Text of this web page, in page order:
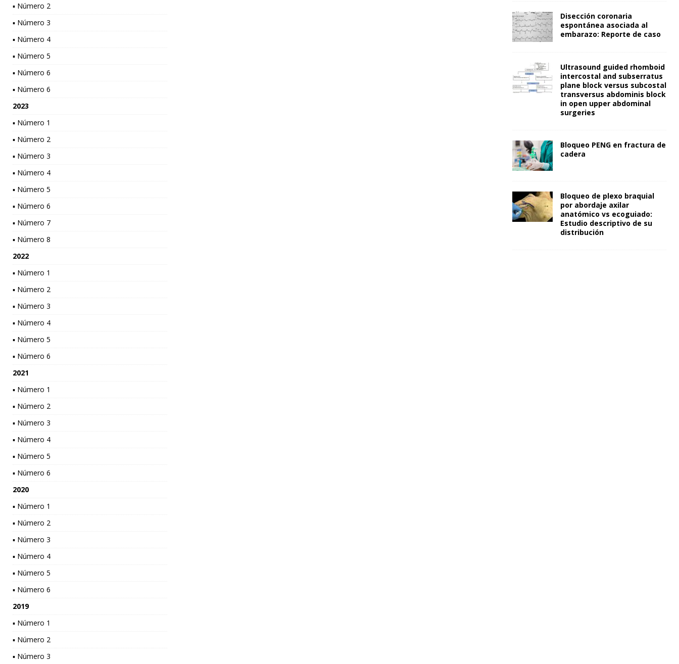
▪ Número 2
▪ Número 3
▪ Número 4
▪ Número 5
▪ Número 6
▪ Número 6
2023
▪ Número 1
▪ Número 2
▪ Número 3
▪ Número 4
▪ Número 5
▪ Número 6
▪ Número 7
▪ Número 8
2022
▪ Número 1
▪ Número 2
▪ Número 3
▪ Número 4
▪ Número 5
▪ Número 6
2021
▪ Número 1
▪ Número 2
▪ Número 3
▪ Número 4
▪ Número 5
▪ Número 6
2020
▪ Número 1
▪ Número 2
▪ Número 3
▪ Número 4
▪ Número 5
▪ Número 6
2019
▪ Número 1
▪ Número 2
▪ Número 3
Disección coronaria
espontánea asociada al
embarazo: Reporte de caso
Ultrasound guided rhomboid
intercostal and subserratus
plane block versus subcostal
transversus abdominis block
in open upper abdominal
surgeries
Bloqueo PENG en fractura de
cadera
Bloqueo de plexo braquial
por abordaje axilar
anatómico vs ecoguiado:
Estudio descriptivo de su
distribución